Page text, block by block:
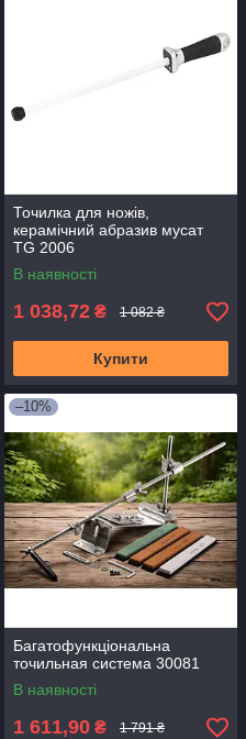
Точилка для ножів,
керамічний абразив мусат
TG 2006
В наявності
1 038,72 ₴ 1 082 ₴
Купити
–10%
Багатофункціональна
точильная система 30081
В наявності
1 611,90 ₴ 1 791 ₴